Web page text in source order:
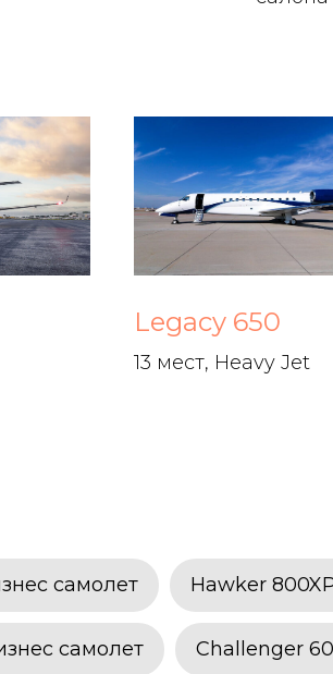
Legacy 650
13 мест, Heavy Jet
самолет Hawker
самолет Challenger